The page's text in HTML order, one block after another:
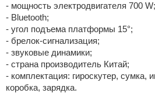
- мощность электродвигателя 700 W;
- Bluetooth;
- угол подъема платформы 15°;
- брелок-сигнализация;
- звуковые динамики;
- страна производитель Китай;
- комплектация: гироскутер, сумка,
коробка, зарядка.